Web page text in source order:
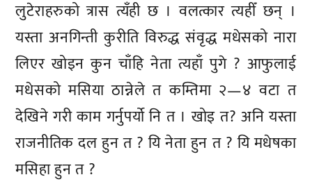
लुटेराहरुको त्रास त्यँही छ । वलत्कार त्यहीँ छन् ।
यस्ता अनगिन्ती कुरीति विरुद्ध संवृद्ध मधेसको नारा
लिएर खोइन कुन चाँहि नेता त्यहाँ पुगे ? आफुलाई
मधेसको मसिया ठान्नेले त कम्तिमा २—४ वटा त
देखिने गरी काम गर्नुपर्यो नि त । खोइ त? अनि यस्ता
राजनीतिक दल हुन त ? यि नेता हुन त ? यि मधेषका
मसिहा हुन त ?